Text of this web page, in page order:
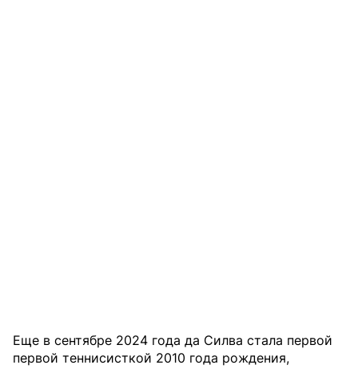
Еще в сентябре 2024 года да Силва стала первой
первой теннисисткой 2010 года рождения,